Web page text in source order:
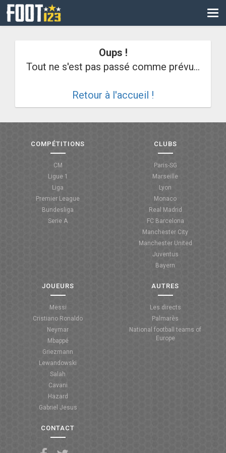
CM
COUPE DE FRANCE
COUPE DE LA LIGUE
Oups !
Tout ne s'est pas passé comme prévu...
Retour à l'accueil !
COMPÉTITIONS
CM
Ligue 1
Liga
Premier League
Bundesliga
Serie A
CLUBS
Paris-SG
Marseille
Lyon
Monaco
Real Madrid
FC Barcelona
Manchester City
Manchester United
Juventus
Bayern
JOUEURS
Messi
Cristiano Ronaldo
Neymar
Mbappé
Griezmann
Lewandowski
Salah
Cavani
Hazard
Gabriel Jesus
AUTRES
Les directs
Palmarès
National football teams of
Europe
CONTACT